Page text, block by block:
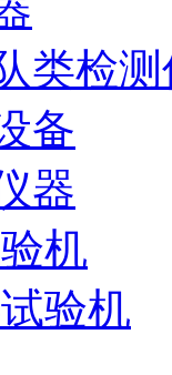
类检
备
器
机
验机